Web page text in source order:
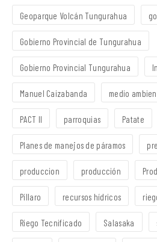
Geoparque Volcán Tungurahua
Gobierno Provincial de Tungurahua
Gobierno Provincial Tungurahua
Manuel Caizabanda medio
PACT II parroquias Patate
Planes de manejos de páramos
produccion producción
Píllaro recursos hídricos
Riego Tecnificado Salasaka